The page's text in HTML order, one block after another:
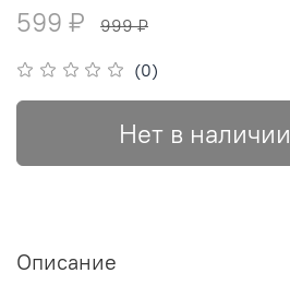
(0)
599 ₽ 999 ₽
Нет в наличии
Описание